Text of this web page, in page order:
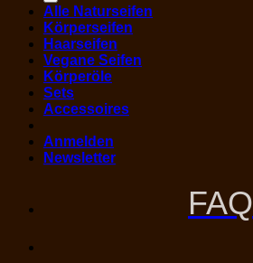
Alle Naturseifen
Körperseifen
Haarseifen
Vegane Seifen
Körperöle
Sets
Accessoires
Anmelden
Newsletter
FAQ